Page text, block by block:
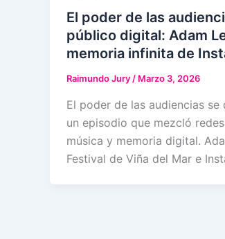
El poder de las
público digital: Adam
memoria infinita de
Raimundo Jury/ Marzo 3, 2026
El poder de las audiencias se
un episodio que mezcló
música y memoria digital.
Festival de Viña del Mar e